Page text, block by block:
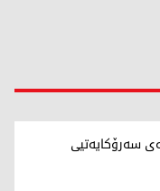
سەرۆکایەتیی